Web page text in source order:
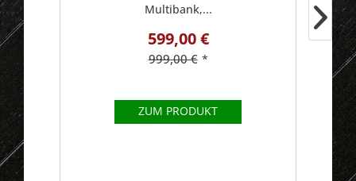
Multibank,...
599,00 €
999,00 € *
ZUM PRODUKT